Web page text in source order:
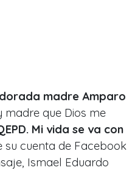
madre Amparo
madre que Dios me
Mi vida se va con
su cuenta de Facebook
Ismael Eduardo